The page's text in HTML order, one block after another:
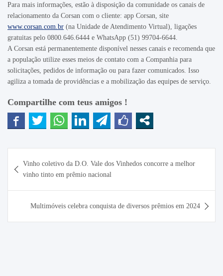
Para mais informações, estão à disposição da comunidade os canais de
relacionamento da Corsan com o cliente: app Corsan, site
www.corsan.com.br (na Unidade de Atendimento Virtual), ligações
gratuitas pelo 0800.646.6444 e WhatsApp (51) 99704-6644.
A Corsan está permanentemente disponível nesses canais e recomenda que
a população utilize esses meios de contato com a Companhia para
solicitações, pedidos de informação ou para fazer comunicados. Isso
agiliza a tomada de providências e a mobilização das equipes de serviço.
Compartilhe com teus amigos !
de
Post
Vinho coletivo da D.O. Vale dos Vinhedos concorre a melhor
vinho tinto em prêmio nacional
Multimóveis celebra conquista de diversos prêmios em 2024